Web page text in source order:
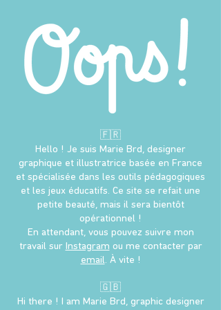
🇫🇷
Hello ! Je suis Marie Brd, designer
graphique et illustratrice basée en France
et spécialisée dans les outils pédagogiques
et les jeux éducatifs. Ce site se refait une
petite beauté, mais il sera bientôt
opérationnel !
En attendant, vous pouvez suivre mon
travail sur Instagram ou me contacter par
email. À vite !
🇬🇧
Hi there ! I am Marie Brd, graphic designer